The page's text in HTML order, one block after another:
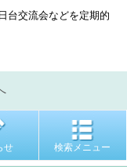
台交流会などを定期的
せ 検索メニュー